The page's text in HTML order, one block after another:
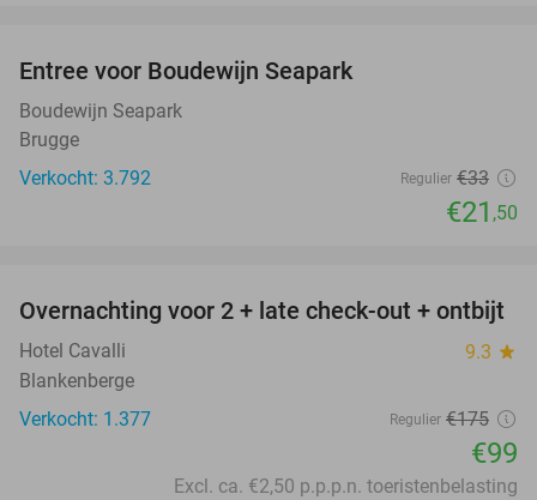
Entree voor Boudewijn Seapark
Boudewijn Seapark
Brugge
Verkocht: 3.792
Regulier €33
€21 ,50
43%
Overnachting voor 2 + late check-out + ontbijt
Hotel Cavalli 9.3 star
Blankenberge
Verkocht: 1.377
Regulier €175
€99
Excl. ca. €2,50 p.p.p.n. toeristenbelasting